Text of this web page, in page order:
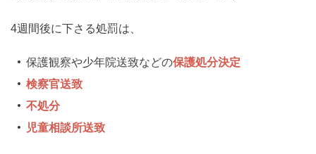
4週間後に下さる処罰は、
保護観察や少年院送致などの保護処分決定
検察官送致
不処分
児童相談所送致